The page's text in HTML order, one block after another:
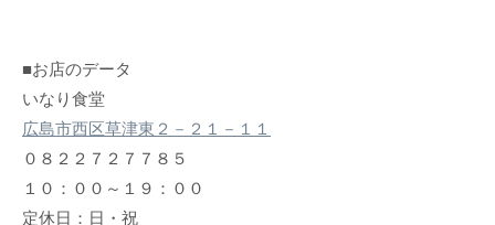
■お店のデータ
いなり食堂
広島市西区草津東２－２１－１１
０８２２７２７７８５
１０：００～１９：００
定休日：日・祝